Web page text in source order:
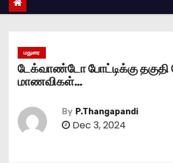
மதுரை
டேக்வாண்டோ போட்டிக்கு தகுதி
மாணவிகள்…
By P.Thangapandi
Dec 3, 2024